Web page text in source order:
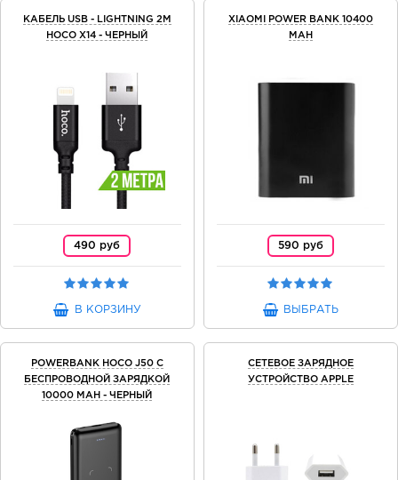
КАБЕЛЬ USB - LIGHTNING 2М
HOCO X14 - ЧЕРНЫЙ
490 руб
В КОРЗИНУ
XIAOMI POWER BANK 10400
MAH
590 руб
ВЫБРАТЬ
POWERBANK HOCO J50 С
БЕСПРОВОДНОЙ ЗАРЯДКОЙ
10000 MAH - ЧЕРНЫЙ
СЕТЕВОЕ ЗАРЯДНОЕ
УСТРОЙСТВО APPLE